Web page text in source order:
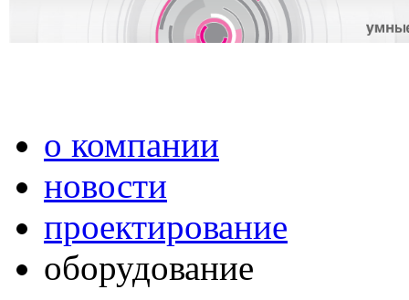
о компании
новости
проектирование
оборудование